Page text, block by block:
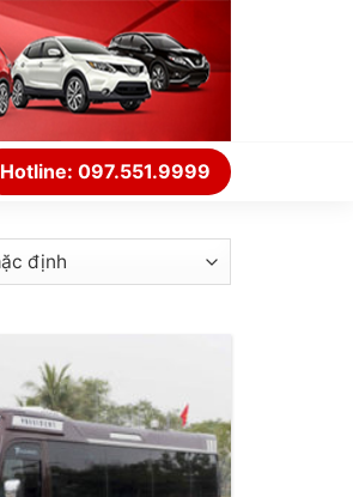
Hotline: 097.551.9999